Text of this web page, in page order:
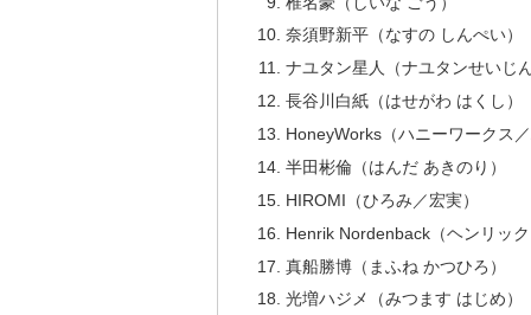
奈須野新平（なすの しんぺい）
ナユタン星人（ナユタンせいじん
長谷川白紙（はせがわ はくし）
HoneyWorks（ハニーワークス／
半田彬倫（はんだ あきのり）
HIROMI（ひろみ／宏実）
Henrik Nordenback（ヘンリック
真船勝博（まふね かつひろ）
光増ハジメ（みつます はじめ）